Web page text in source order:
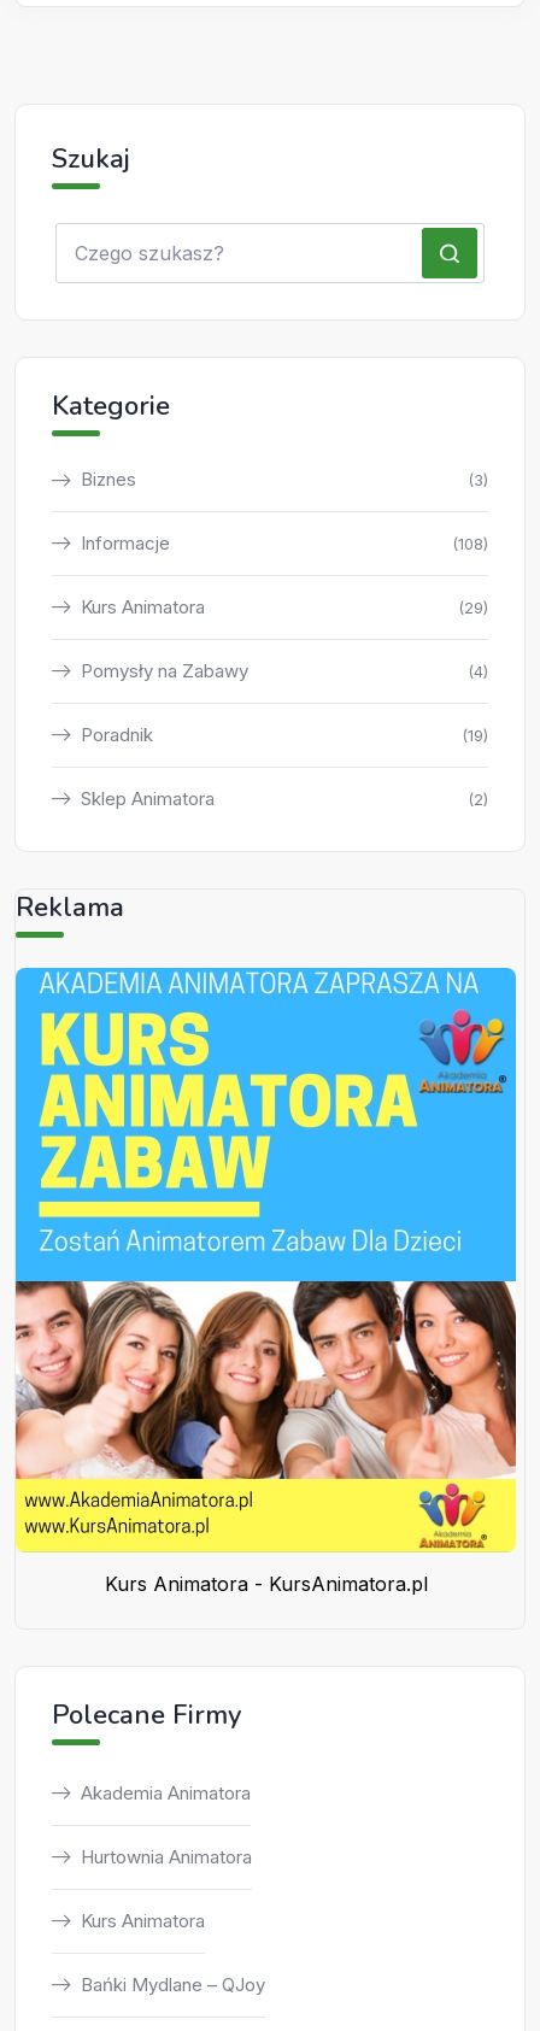
Szukaj
Kategorie
Biznes (3)
Informacje (108)
Kurs Animatora (29)
Pomysły na Zabawy (4)
Poradnik (19)
Sklep Animatora (2)
Reklama
Kurs Animatora - KursAnimatora.pl
Polecane Firmy
Akademia Animatora
Hurtownia Animatora
Kurs Animatora
Bańki Mydlane – QJoy